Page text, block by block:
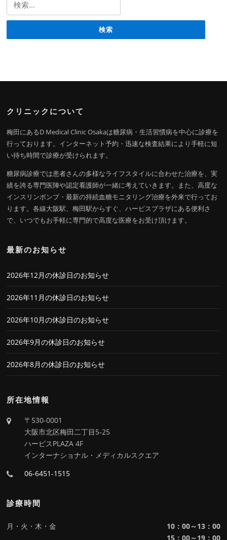
クリニックについて
梅田にあるD Medical Clinic Osakaは糖尿病・生活習慣病を中心に診療を
行っております。インターネット予約・迅速な検査結果により手軽に短
い待ち時間で診療が受けられます。
糖尿病診療では患者さんの多様なライフスタイルに合わせた治療を、実
績を誇る専門医陣や認定看護師が一緒に考えていきます。また、高度な
インスリンポンプ・最新の持続血糖モニタリング治療を外来で行ってお
ります。各線大阪駅、梅田駅からすぐ、ハービスプラザにある便利さ
で、いつでもお手軽に専門的で高度な医療をお受け頂けます。
最新のお知らせ
2026年12月の休診日のお知らせ
2026年11月の休診日のお知らせ
2026年10月の休診日のお知らせ
2026年9月の休診日のお知らせ
2026年8月の休診日のお知らせ
所在地情報
〒530-0001
大阪市北区梅田二丁目5-25
ハービスPLAZA 4F
インターナショナル・メディカルスクエア
06-6451-1515
診療時間
月・火・木・金
10：00～13：00
15：00～19：00